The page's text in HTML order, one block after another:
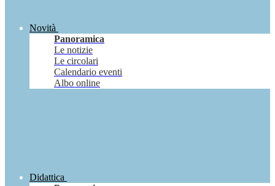
Novità
Panoramica
Le notizie
Le circolari
Calendario eventi
Albo online
Didattica